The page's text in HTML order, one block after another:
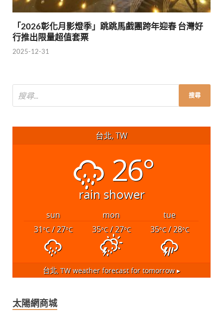
「2026彰化月影燈季」跳跳馬戲團跨年迎春 台灣好
行推出限量超值套票
2025-12-31
台北, TW
26°
rain shower
sun mon
tue
31°C/ 27°C 35°C/ 27°C 35°C/ 28°C
台北, TWweather forecast for tomorrow ▸
太陽網商城